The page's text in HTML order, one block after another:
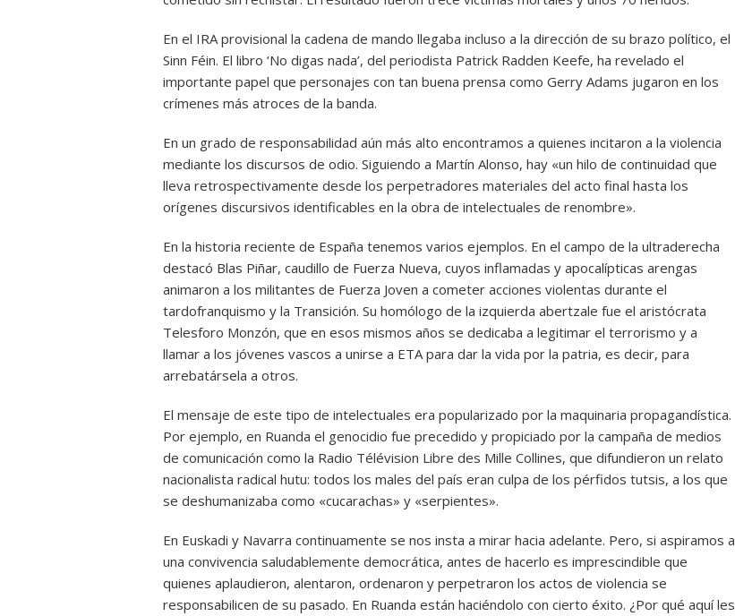
En el IRA provisional la cadena de mando llegaba incluso a la dirección de su brazo político, el
Sinn Féin. El libro ‘No digas nada’, del periodista Patrick Radden Keefe, ha revelado el
importante papel que personajes con tan buena prensa como Gerry Adams jugaron en los
crímenes más atroces de la banda.
En un grado de responsabilidad aún más alto encontramos a quienes incitaron a la violencia
mediante los discursos de odio. Siguiendo a Martín Alonso, hay «un hilo de continuidad que
lleva retrospectivamente desde los perpetradores materiales del acto final hasta los
orígenes discursivos identificables en la obra de intelectuales de renombre».
En la historia reciente de España tenemos varios ejemplos. En el campo de la ultraderecha
destacó Blas Piñar, caudillo de Fuerza Nueva, cuyos inflamadas y apocalípticas arengas
animaron a los militantes de Fuerza Joven a cometer acciones violentas durante el
tardofranquismo y la Transición. Su homólogo de la izquierda abertzale fue el aristócrata
Telesforo Monzón, que en esos mismos años se dedicaba a legitimar el terrorismo y a
llamar a los jóvenes vascos a unirse a ETA para dar la vida por la patria, es decir, para
arrebatársela a otros.
El mensaje de este tipo de intelectuales era popularizado por la maquinaria propagandística.
Por ejemplo, en Ruanda el genocidio fue precedido y propiciado por la campaña de medios
de comunicación como la Radio Télévision Libre des Mille Collines, que difundieron un relato
nacionalista radical hutu: todos los males del país eran culpa de los pérfidos tutsis, a los que
se deshumanizaba como «cucarachas» y «serpientes».
En Euskadi y Navarra continuamente se nos insta a mirar hacia adelante. Pero, si aspiramos a
una convivencia saludablemente democrática, antes de hacerlo es imprescindible que
quienes aplaudieron, alentaron, ordenaron y perpetraron los actos de violencia se
responsabilicen de su pasado. En Ruanda están haciéndolo con cierto éxito. ¿Por qué aquí les